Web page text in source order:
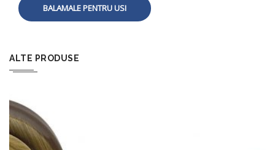
BALAMALE PENTRU USI
ALTE PRODUSE